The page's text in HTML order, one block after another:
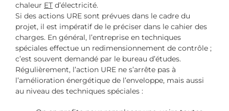
chaleur ET d’électricité.
Si des actions URE sont prévues dans le cadre du
projet, il est impératif de le préciser dans le cahier des
charges. En général, l’entreprise en techniques
spéciales effectue un redimensionnement de contrôle ;
c’est souvent demandé par le bureau d’études.
Régulièrement, l’action URE ne s’arrête pas à
l’amélioration énergétique de l’enveloppe, mais aussi
au niveau des techniques spéciales :